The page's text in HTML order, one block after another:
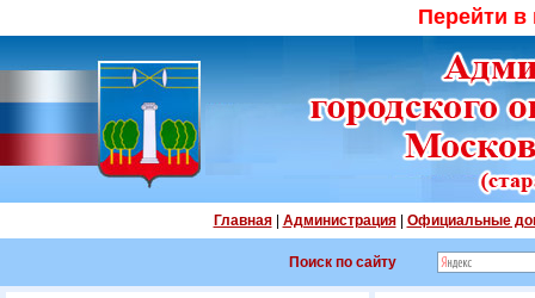
Перейти
Главная| Администрация| Официальные
Поиск по сайту